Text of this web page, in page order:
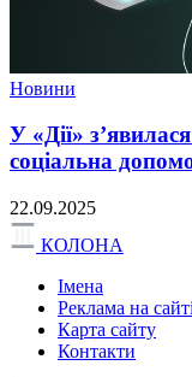
Новини
У «Дії»
соціальна
22.09.2025
КОЛОНА
Імена
Реклама на сайті
Карта сайту
Контакти